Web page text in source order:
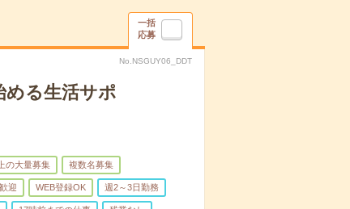
一括
応募
No.NSGUY06_DDT
る生活サポ
の大量募集 複数名募集
迎 WEB登録OK 週2～3日勤務